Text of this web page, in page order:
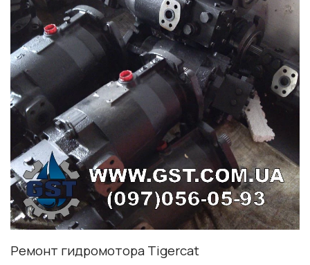
Ремонт гидромотора Tigercat